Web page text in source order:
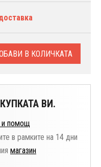
В КОЛИЧКАТА
ВИ.
и помощ
в рамките на 14 дни
магазин